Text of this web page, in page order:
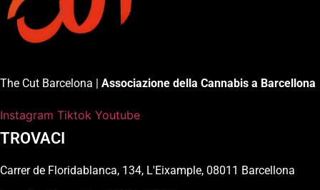
The Cut Barcelona | Associazione della Cannabis a Barcellona
Instagram Tiktok Youtube
TROVACI
Carrer de Floridablanca, 134, L'Eixample, 08011 Barcellona